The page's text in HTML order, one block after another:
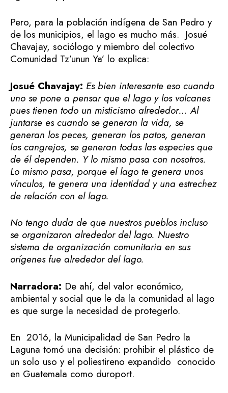
Pero, para la población indígena de San Pedro y
de los municipios, el lago es mucho más. Josué
Chavajay, sociólogo y miembro del colectivo
Comunidad Tz’unun Ya’ lo explica:
Josué Chavajay: Es bien interesante eso cuando
uno se pone a pensar que el lago y los volcanes
pues tienen todo un misticismo alrededor… Al
juntarse es cuando se generan la vida, se
generan los peces, generan los patos, generan
los cangrejos, se generan todas las especies que
de él dependen. Y lo mismo pasa con nosotros.
Lo mismo pasa, porque el lago te genera unos
vínculos, te genera una identidad y una estrechez
de relación con el lago.
No tengo duda de que nuestros pueblos incluso
se organizaron alrededor del lago. Nuestro
sistema de organización comunitaria en sus
orígenes fue alrededor del lago.
Narradora: De ahí, del valor económico,
ambiental y social que le da la comunidad al lago
es que surge la necesidad de protegerlo.
En 2016, la Municipalidad de San Pedro la
Laguna tomó una decisión: prohibir el plástico de
un solo uso y el poliestireno expandido conocido
en Guatemala como duroport.